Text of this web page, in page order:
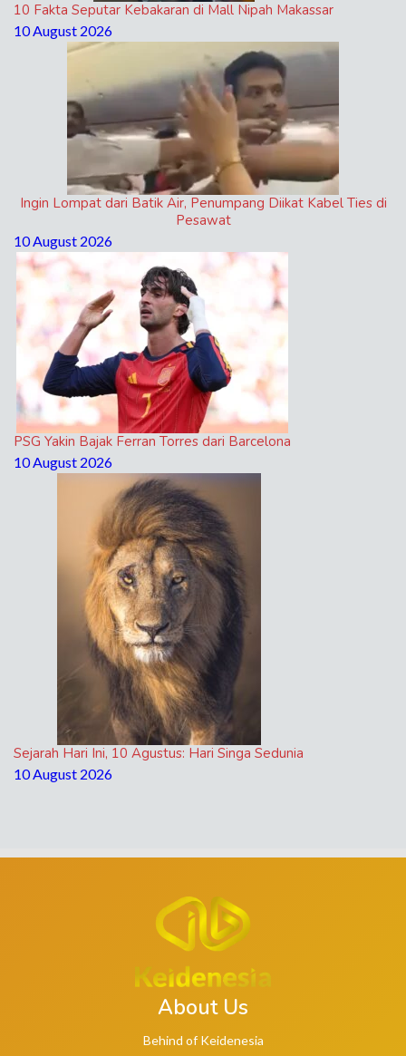
10 Fakta Seputar Kebakaran di Mall Nipah Makassar
10 August 2026
Ingin Lompat dari Batik Air, Penumpang Diikat Kabel Ties di
Pesawat
10 August 2026
PSG Yakin Bajak Ferran Torres dari Barcelona
10 August 2026
Sejarah Hari Ini, 10 Agustus: Hari Singa Sedunia
10 August 2026
About Us
Behind of Keidenesia